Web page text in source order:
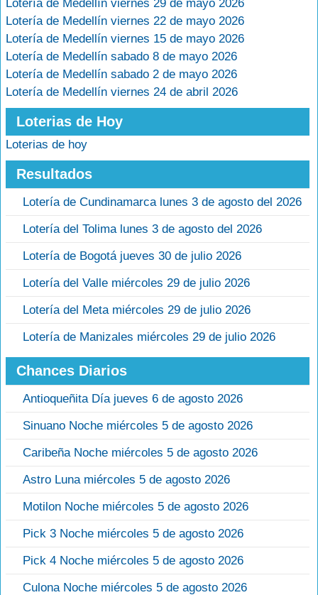
Lotería de Medellín viernes 29 de mayo 2026
Lotería de Medellín viernes 22 de mayo 2026
Lotería de Medellín viernes 15 de mayo 2026
Lotería de Medellín sabado 8 de mayo 2026
Lotería de Medellín sabado 2 de mayo 2026
Lotería de Medellín viernes 24 de abril 2026
Loterias de Hoy
Loterias de hoy
Resultados
Lotería de Cundinamarca lunes 3 de agosto del 2026
Lotería del Tolima lunes 3 de agosto del 2026
Lotería de Bogotá jueves 30 de julio 2026
Lotería del Valle miércoles 29 de julio 2026
Lotería del Meta miércoles 29 de julio 2026
Lotería de Manizales miércoles 29 de julio 2026
Chances Diarios
Antioqueñita Día jueves 6 de agosto 2026
Sinuano Noche miércoles 5 de agosto 2026
Caribeña Noche miércoles 5 de agosto 2026
Astro Luna miércoles 5 de agosto 2026
Motilon Noche miércoles 5 de agosto 2026
Pick 3 Noche miércoles 5 de agosto 2026
Pick 4 Noche miércoles 5 de agosto 2026
Culona Noche miércoles 5 de agosto 2026